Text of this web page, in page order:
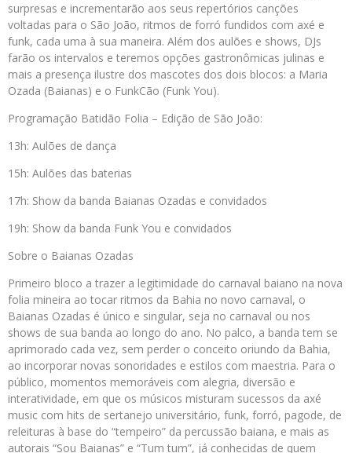
surpresas e incrementarão aos seus repertórios canções
voltadas para o São João, ritmos de forró fundidos com axé e
funk, cada uma à sua maneira. Além dos aulões e shows, DJs
farão os intervalos e teremos opções gastronômicas julinas e
mais a presença ilustre dos mascotes dos dois blocos: a Maria
Ozada (Baianas) e o FunkCão (Funk You).
Programação Batidão Folia – Edição de São João:
13h: Aulões de dança
15h: Aulões das baterias
17h: Show da banda Baianas Ozadas e convidados
19h: Show da banda Funk You e convidados
Sobre o Baianas Ozadas
Primeiro bloco a trazer a legitimidade do carnaval baiano na nova
folia mineira ao tocar ritmos da Bahia no novo carnaval, o
Baianas Ozadas é único e singular, seja no carnaval ou nos
shows de sua banda ao longo do ano. No palco, a banda tem se
aprimorado cada vez, sem perder o conceito oriundo da Bahia,
ao incorporar novas sonoridades e estilos com maestria. Para o
público, momentos memoráveis com alegria, diversão e
interatividade, em que os músicos misturam sucessos da axé
music com hits de sertanejo universitário, funk, forró, pagode, de
releituras à base do “tempeiro” da percussão baiana, e mais as
autorais “Sou Baianas” e “Tum tum”, já conhecidas de quem